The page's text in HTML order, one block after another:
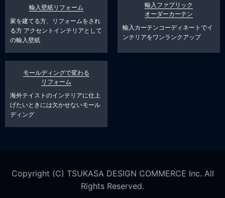
輸入壁紙リフォーム
家を建てる方、リフォームをされ
る方 アクセントインテリアとして
の輸入壁紙
輸入ファブリック
オーダーカーテン
輸入カーテンコーディネートでイ
ンテリアをワンランクアップ
モールディングで変わる
リフォーム
海外テイストのインテリアに仕上
げたいときには欠かせないモール
ディング
Copyright (C) TSUKASA DESIGN COMMERCE Inc. All
Rights Reserved.